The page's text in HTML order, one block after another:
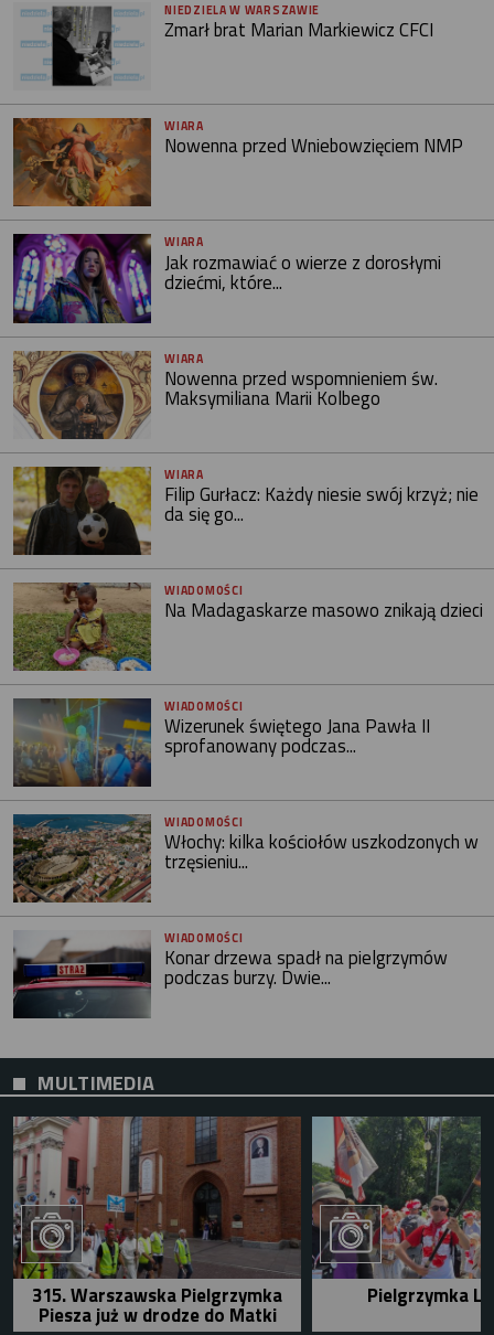
NIEDZIELA W WARSZAWIE
Zmarł brat Marian Markiewicz CFCI
WIARA
Nowenna przed Wniebowzięciem NMP
WIARA
Jak rozmawiać o wierze z dorosłymi
dziećmi, które...
WIARA
Nowenna przed wspomnieniem św.
Maksymiliana Marii Kolbego
WIARA
Filip Gurłacz: Każdy niesie swój krzyż; nie
da się go...
WIADOMOŚCI
Na Madagaskarze masowo znikają dzieci
WIADOMOŚCI
Wizerunek świętego Jana Pawła II
sprofanowany podczas...
WIADOMOŚCI
Włochy: kilka kościołów uszkodzonych w
trzęsieniu...
WIADOMOŚCI
Konar drzewa spadł na pielgrzymów
podczas burzy. Dwie...
MULTIMEDIA
315. Warszawska Pielgrzymka
Piesza już w drodze do Matki
Pielgrzymka